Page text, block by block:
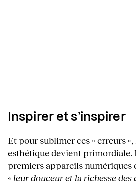
Inspirer et s’inspirer
Et pour sublimer ces « erreurs
esthétique devient primordiale.
premiers appareils numériques
« leur douceur et la richesse des